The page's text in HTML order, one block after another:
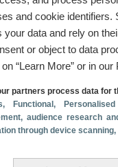
and cookie
your data and rely on
or object to data
“Learn More” or in
partners process data for
, Functional ,
audience research
through device scanning,
de
Planet-app
Google Pixels:
Pixel 11-
officieel: Gemini-
features komen